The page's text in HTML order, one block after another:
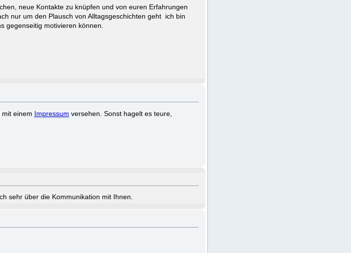
neue Kontakte zu knüpfen und von euren Erfahrungen
nur um den Plausch von Alltagsgeschichten geht ich bin
gegenseitig motivieren können.
mit einem Impressum versehen. Sonst hagelt es teure,
sehr über die Kommunikation mit Ihnen.